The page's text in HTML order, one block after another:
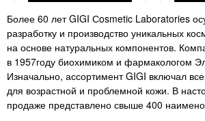
нереально!!! мои черные
точки. расширенные поры-
супер средство как и всегда .
не перестану это писать в
каждом продукте.!
ОТЗЫВ
Более 60 лет GIGI Сosmetic Laboratories
разработку и производство уникальных
на основе натуральных компонентов.
в 1957году биохимиком и фармакологом
Изначально, ассортимент GIGI включал
для возрастной и проблемной кожи. В
продаже представлено свыше 400